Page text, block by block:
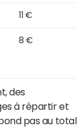
11 €
8 €
des
à répartir et
pas au total